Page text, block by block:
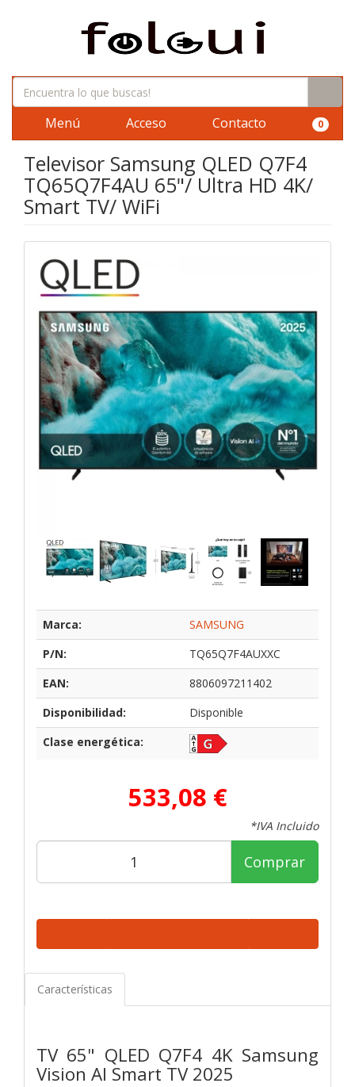
Menú Acceso Contacto 0
Televisor Samsung QLED Q7F4
TQ65Q7F4AU 65"/ Ultra HD 4K/
Smart TV/ WiFi
Marca:
SAMSUNG
P/N:
TQ65Q7F4AUXXC
EAN:
8806097211402
Disponibilidad:
Disponible
Clase energética:
533,08 €
*IVA Incluido
Comprar
Características
TV 65" QLED Q7F4 4K Samsung
Vision AI Smart TV 2025